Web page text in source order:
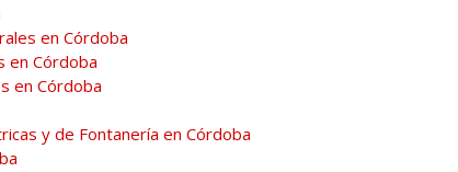
en Córdoba
en Córdoba
en Córdoba
y de Fontanería en Córdoba